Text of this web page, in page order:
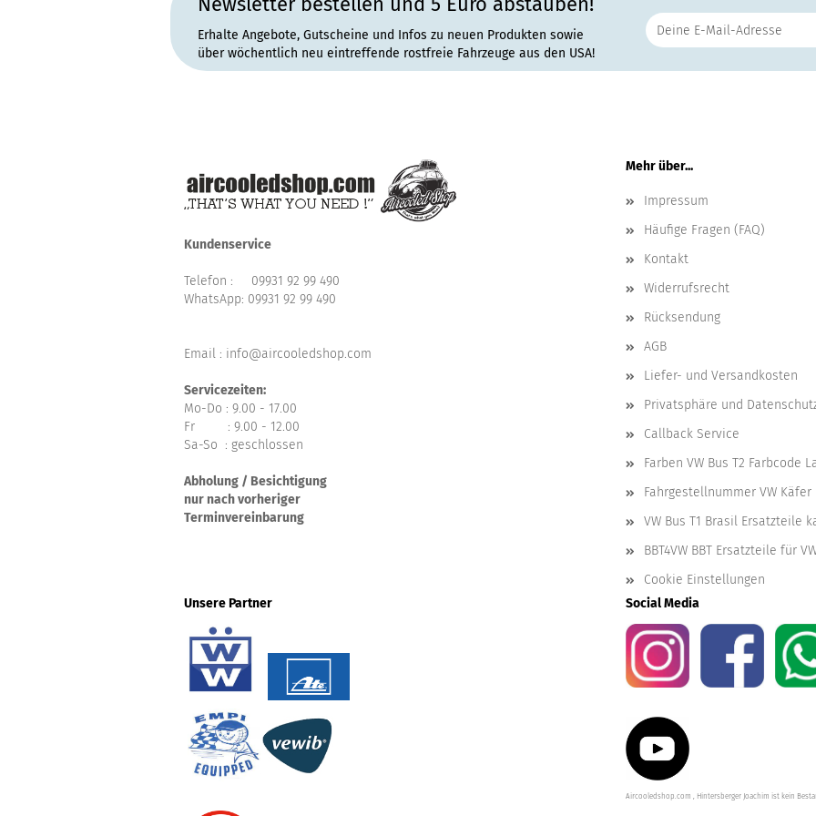
Erhalte Angebote, Gutscheine und Infos zu neuen Produkten sowie
über wöchentlich neu eintreffende rostfreie Fahrzeuge aus den USA!
Kundenservice
Telefon : 09931 92 99 490
WhatsApp: 09931 92 99 490
Email : info@aircooledshop.com
Servicezeiten:
Mo-Do : 9.00 - 17.00
Fr : 9.00 - 12.00
Sa-So : geschlossen
Abholung / Besichtigung
nur nach vorheriger
Terminvereinbarung
Mehr über...
Impressum
Häufige Fragen (FAQ)
Kontakt
Widerrufsrecht
Rücksendung
AGB
Liefer- und Versandkosten
Privatsphäre und
Callback Service
Farben VW Bus T2 Farbcode
Fahrgestellnummer VW Käfer
VW Bus T1 Brasil Ersatzteile
BBT4VW BBT Ersatzteile für
Cookie Einstellungen
Unsere Partner
Social Media
Aircooledshop.com , Hintersberger Joachim ist kein